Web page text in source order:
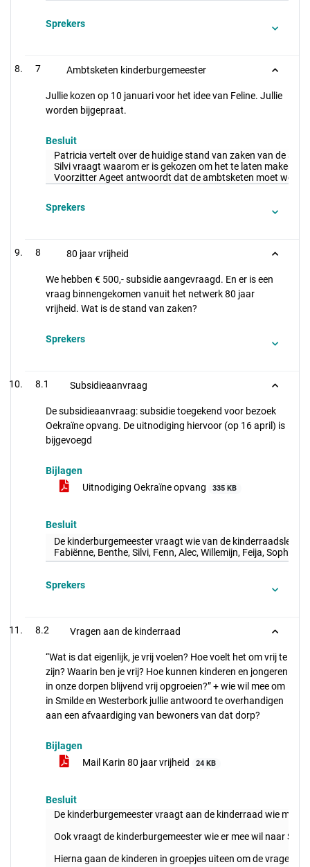
Sprekers
7 Ambtsketen kinderburgemeester
Jullie kozen op 10 januari voor het idee van Feline. Jullie
worden bijgepraat.
Besluit
Patricia vertelt over de huidige stand van zaken van de
Silvi vraagt waarom er is gekozen om het te laten maken
Voorzitter Ageet antwoordt dat de ambtsketen moet
Sprekers
8 80 jaar vrijheid
We hebben € 500,- subsidie aangevraagd. En er is een
vraag binnengekomen vanuit het netwerk 80 jaar
vrijheid. Wat is de stand van zaken?
Sprekers
8.1 Subsidieaanvraag
De subsidieaanvraag: subsidie toegekend voor bezoek
Oekraïne opvang. De uitnodiging hiervoor (op 16 april) is
bijgevoegd
Bijlagen
Uitnodiging Oekraïne opvang
335 KB
Besluit
De kinderburgemeester vraagt wie van de
Fabiënne, Benthe, Silvi, Fenn, Alec, Willemijn, Feija, Sophie,
Sprekers
8.2 Vragen aan de kinderraad
“Wat is dat eigenlijk, je vrij voelen? Hoe voelt het om vrij te
zijn? Waarin ben je vrij? Hoe kunnen kinderen en jongeren
in onze dorpen blijvend vrij opgroeien?” + wie wil mee om
in Smilde en Westerbork jullie antwoord te overhandigen
aan een afvaardiging van bewoners van dat dorp?
Bijlagen
Mail Karin 80 jaar vrijheid
24 KB
Besluit
De kinderburgemeester vraagt aan de kinderraad wie mee
Ook vraagt de kinderburgemeester wie er mee wil naar
Hierna gaan de kinderen in groepjes uiteen om de vragen